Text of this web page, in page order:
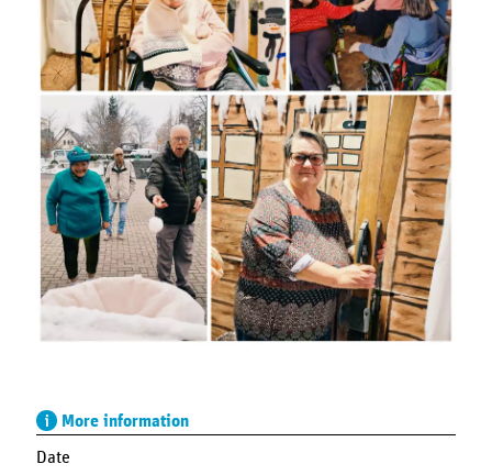
More information
Date